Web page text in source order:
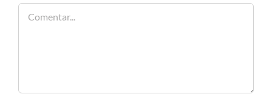
Comentar